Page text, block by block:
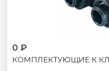
0 ₽
КОМПЛЕКТУЮЩИЕ К